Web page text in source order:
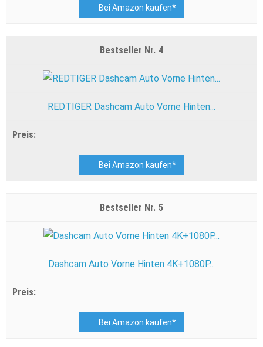
Bei Amazon kaufen*
4
REDTIGER Dashcam Auto Vorne Hinten...
Bei Amazon kaufen*
5
Dashcam Auto Vorne Hinten 4K+1080P...
Bei Amazon kaufen*